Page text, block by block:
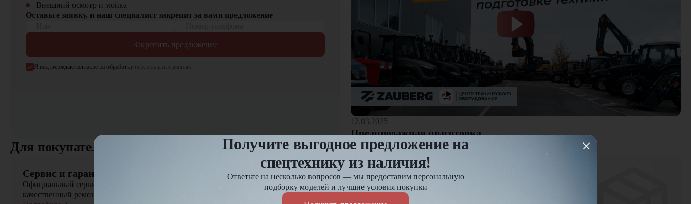
экономичность и высокую производительность. Он повышает эффективность перевозок и позволяет компаниям уверенно развивать логистику. Это оптимальное решение для бизнеса,
ориентированного на качество и долгосрочную выгоду.
Тягач Renault Magnum [4x2, 500 л.с.] можно купить в компании «ЦТО». Мы являемся официальным дилером и предлагаем только новые модели техники. На нашем сайте представлен
широкий выбор спецтехники, вилочной и малой складской техники, навесного оборудования и оригинальных запчастей.
Внешний осмотр и мойка
Оставьте заявку, и наш специалист закрепит за вами предложение
Закрепить предложение
Я подтверждаю согласие на обработку персональных данных
12.03.2025
Предпродажная подготовка
Для покупателя
Сервис и гарантия
Официальный сервисный центр осуществляет быстрый выезд и
качественный ремонт сельскохозяйственной техники
Оплата и доставка
Доставка по России до 7 дней
Действует гибкая система оплаты
Получите выгодное предложение на
спецтехнику из наличия!
Ответьте на несколько вопросов — мы предоставим персональную
подборку моделей и лучшие условия покупки